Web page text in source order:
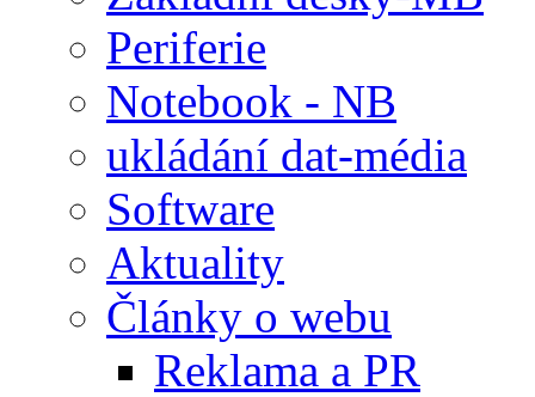
Periferie
Notebook - NB
ukládání dat-média
Software
Aktuality
Články o webu
Reklama a PR